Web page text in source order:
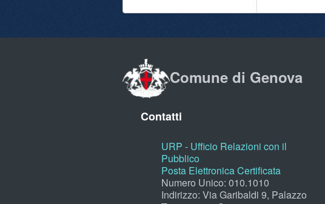
Comune di Genova
Contatti
URP - Ufficio Relazioni con il
Pubblico
Posta Elettronica Certificata
Numero Unico: 010.1010
Indirizzo: Via Garibaldi 9, Palazzo